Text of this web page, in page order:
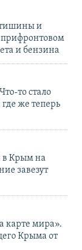
и
прифронтовом
и бензина
то стало
же теперь
в Крым на
завезут
карте мира».
Крыма от